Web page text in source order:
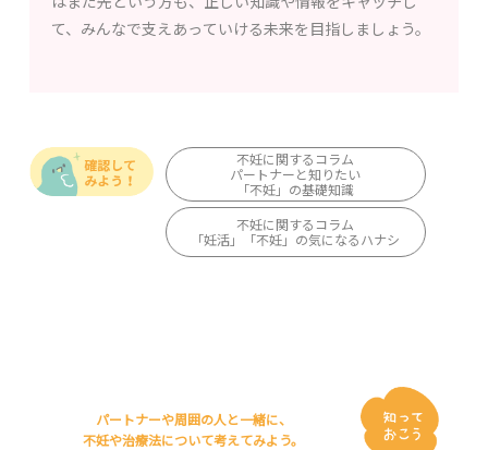
て、みんなで支えあっていける未来を目指しましょう。
不妊に関するコラム
パートナーと知りたい
「不妊」の基礎知識
不妊に関するコラム
「妊活」「不妊」の気になるハナシ
パートナーや周囲の人と一緒に、
不妊や治療法について考えてみよう。